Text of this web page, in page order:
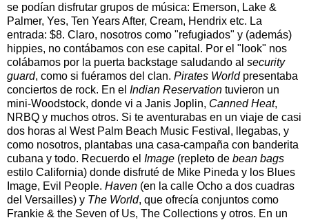
se podían disfrutar grupos de música: Emerson, Lake &
Palmer, Yes, Ten Years After, Cream, Hendrix etc. La
entrada: $8. Claro, nosotros como "refugiados" y (además)
hippies, no contábamos con ese capital. Por el "look" nos
colábamos por la puerta backstage saludando al security
guard, como si fuéramos del clan. Pirates Worldpresentaba
conciertos de rock. En el Indian Reservation tuvieron un
mini-Woodstock, donde vi a Janis Joplin, Canned Heat,
NRBQ y muchos otros. Si te aventurabas en un viaje de casi
dos horas al West Palm Beach Music Festival, llegabas, y
como nosotros, plantabas una casa-campaña con banderita
cubana y todo. Recuerdo el Image (repleto de bean bags
estilo California) donde disfruté de Mike Pineda y los Blues
Image, Evil People. Haven (en la calle Ocho a dos cuadras
del Versailles) y The World, que ofrecía conjuntos como
Frankie & the Seven of Us, The Collections y otros. En un